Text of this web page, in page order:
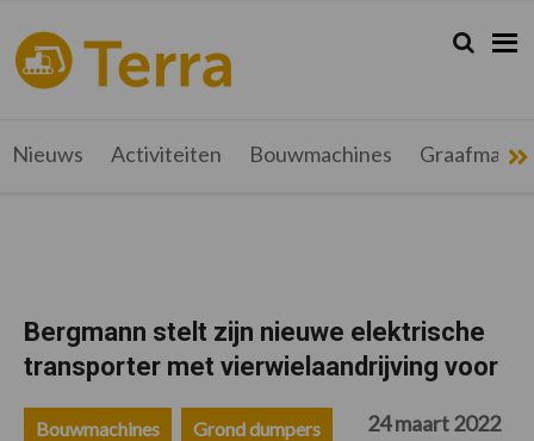
de
hoofdnavigatie
de
hoofd
inhoud
de
eerste
sidebar
de
voettekst
terramag.be
Alles
over
en
Zoeken...
Zoek
Nieuws Activiteiten Bouwmachines
Bergmann stelt zijn nieuwe elektrische
transporter met vierwielaandrijving voor
Bouwmachines Grond dumpers 24 maart 2022